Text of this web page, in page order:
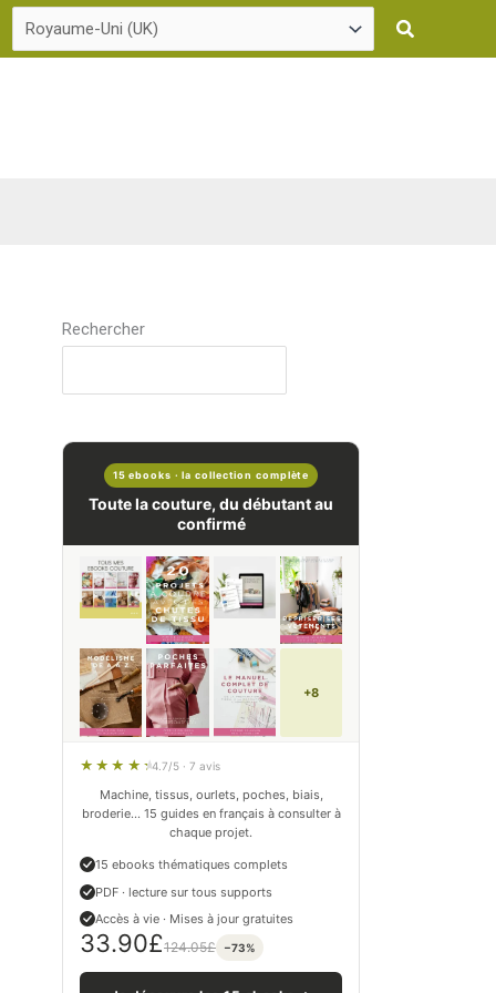
Rechercher
15 ebooks · la collection complète
Toute la couture, du débutant au
confirmé
+8
4.7/5 · 7 avis
Machine, tissus, ourlets, poches, biais,
broderie… 15 guides en français à consulter à
chaque projet.
15 ebooks thématiques complets
PDF · lecture sur tous supports
Accès à vie · Mises à jour gratuites
33.90£124.05£ −73%